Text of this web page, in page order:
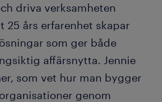
driva verksamheten
25 års erfarenhet skapar
som ger både
affärsnytta. Jennie
som vet hur man bygger
genom